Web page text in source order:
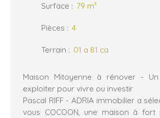
Surface : 79 m²
Pièces : 4
Terrain : 01 a 81 ca
Maison Mitoyenne à rénover -
exploiter pour vivre ou investir
Pascal RIFF - ADRIA immobilier a
vous COCOON, une maison à fort